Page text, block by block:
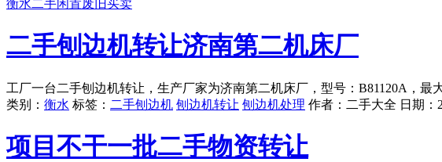
衡水二手闲置废旧买卖
二手刨边机转让济南第二机床厂
工厂一台二手刨边机转让，生产厂家为济南第二机床厂，型号：B81120A，最
类别： 衡水 标签： 二手刨边机 刨边机转让 刨边机处理 作者： 二手大全 日期：
项目不干一批二手物资转让